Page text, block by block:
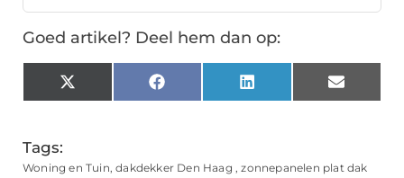
Goed artikel? Deel hem dan op:
X
(Twitter)
Facebook LinkedIn Email
Tags:
Woning en Tuin,dakdekker Den Haag ,zonnepanelen plat dak